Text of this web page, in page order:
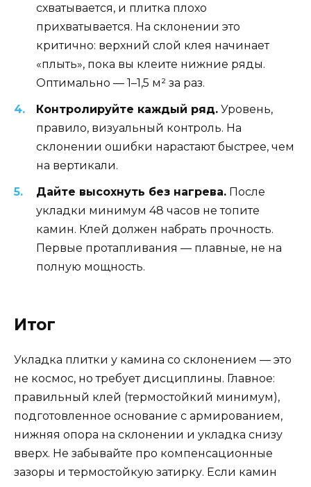
схватывается, и плитка плохо
прихватывается. На склонении это
критично: верхний слой клея начинает
«плыть», пока вы клеите нижние ряды.
Оптимально — 1–1,5 м² за раз.
Контролируйте каждый ряд. Уровень,
правило, визуальный контроль. На
склонении ошибки нарастают быстрее, чем
на вертикали.
Дайте высохнуть без нагрева. После
укладки минимум 48 часов не топите
камин. Клей должен набрать прочность.
Первые протапливания — плавные, не на
полную мощность.
Итог
Укладка плитки у камина со склонением — это
не космос, но требует дисциплины. Главное:
правильный клей (термостойкий минимум),
подготовленное основание с армированием,
нижняя опора на склонении и укладка снизу
вверх. Не забывайте про компенсационные
зазоры и термостойкую затирку. Если камин